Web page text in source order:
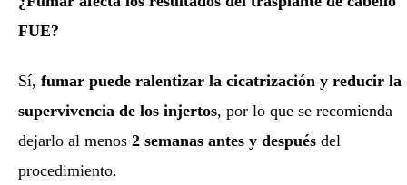
FUE?
Sí, fumar puede ralentizar la cicatrización y reducir la
supervivencia de los injertos, por lo que se recomienda
dejarlo al menos 2 semanas antes y después del
procedimiento.